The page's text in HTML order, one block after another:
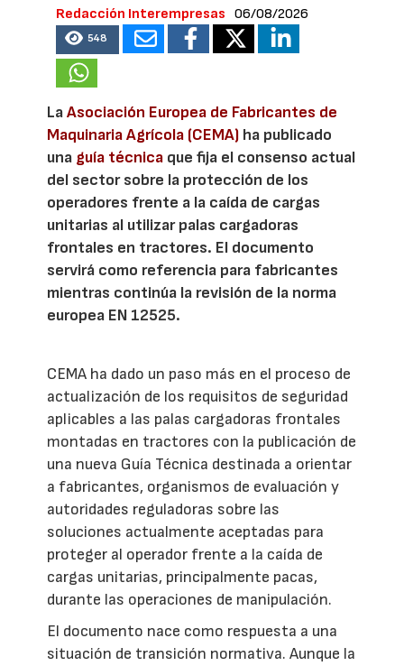
Redacción Interempresas 06/08/2026
548
LaAsociación Europea de Fabricantes de
Maquinaria Agrícola (CEMA) ha publicado
una guía técnica que fija el consenso actual
del sector sobre la protección de los
operadores frente a la caída de cargas
unitarias al utilizar palas cargadoras
frontales en tractores. El documento
servirá como referencia para fabricantes
mientras continúa la revisión de la norma
europea EN 12525.
CEMA ha dado un paso más en el proceso de
actualización de los requisitos de seguridad
aplicables a las palas cargadoras frontales
montadas en tractores con la publicación de
una nueva Guía Técnica destinada a orientar
a fabricantes, organismos de evaluación y
autoridades reguladoras sobre las
soluciones actualmente aceptadas para
proteger al operador frente a la caída de
cargas unitarias, principalmente pacas,
durante las operaciones de manipulación.
El documento nace como respuesta a una
situación de transición normativa. Aunque la